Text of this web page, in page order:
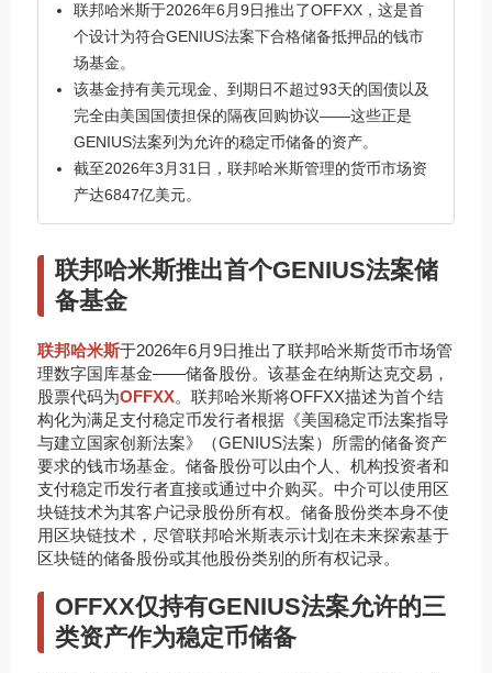
联邦哈米斯于2026年6月9日推出了OFFXX，这是首
个设计为符合GENIUS法案下合格储备抵押品的钱市
场基金。
该基金持有美元现金、到期日不超过93天的国债以及
完全由美国国债担保的隔夜回购协议——这些正是
GENIUS法案列为允许的稳定币储备的资产。
截至2026年3月31日，联邦哈米斯管理的货币市场资
产达6847亿美元。
联邦哈米斯推出首个GENIUS法案储
备基金
联邦哈米斯于2026年6月9日推出了联邦哈米斯货币市场管
理数字国库基金——储备股份。该基金在纳斯达克交易，
股票代码为OFFXX。联邦哈米斯将OFFXX描述为首个结
构化为满足支付稳定币发行者根据《美国稳定币法案指导
与建立国家创新法案》（GENIUS法案）所需的储备资产
要求的钱市场基金。储备股份可以由个人、机构投资者和
支付稳定币发行者直接或通过中介购买。中介可以使用区
块链技术为其客户记录股份所有权。储备股份类本身不使
用区块链技术，尽管联邦哈米斯表示计划在未来探索基于
区块链的储备股份或其他股份类别的所有权记录。
OFFXX仅持有GENIUS法案允许的三
类资产作为稳定币储备